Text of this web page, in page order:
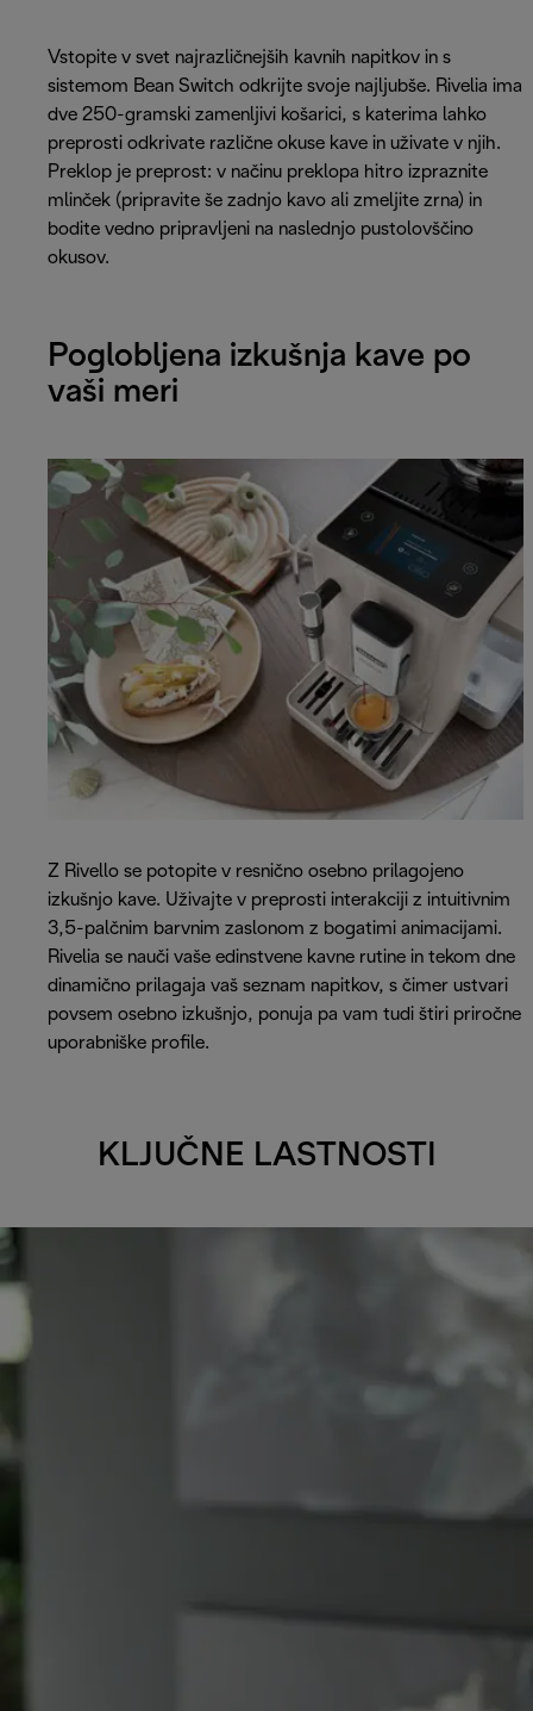
Vstopite v svet najrazličnejših kavnih napitkov in s
sistemom Bean Switch odkrijte svoje najljubše. Rivelia ima
dve 250-gramski zamenljivi košarici, s katerima lahko
preprosti odkrivate različne okuse kave in uživate v njih.
Preklop je preprost: v načinu preklopa hitro izpraznite
mlinček (pripravite še zadnjo kavo ali zmeljite zrna) in
bodite vedno pripravljeni na naslednjo pustolovščino
okusov.
Poglobljena izkušnja kave po
vaši meri
Z Rivello se potopite v resnično osebno prilagojeno
izkušnjo kave. Uživajte v preprosti interakciji z intuitivnim
3,5-palčnim barvnim zaslonom z bogatimi animacijami.
Rivelia se nauči vaše edinstvene kavne rutine in tekom dne
dinamično prilagaja vaš seznam napitkov, s čimer ustvari
povsem osebno izkušnjo, ponuja pa vam tudi štiri priročne
uporabniške profile.
KLJUČNE LASTNOSTI